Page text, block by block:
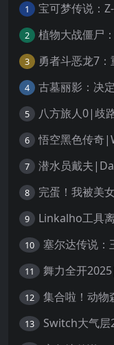
1 宝可梦传说：
2
3
4
5 八方旅人0|歧
6 悟空黑色传奇
7 潜水员戴夫
8 完蛋！我被美
9 Linkalho工具
10
11 舞力全开
12
13 Switch大气层